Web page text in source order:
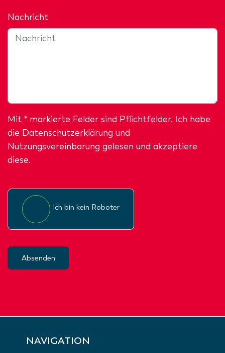
Nachricht
Mit * markierte Felder sind Pflichtfelder. Ich habe
die Datenschutzerklärung und
Nutzungsvereinbarung gelesen und akzeptiere
diese.
Ich bin kein Roboter
Absenden
NAVIGATION